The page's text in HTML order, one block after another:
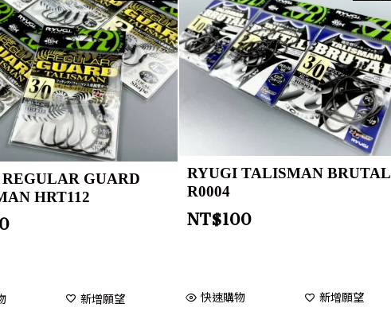
GUARD
HRT112
新增願望
RYUGI TALISMAN BRUTAL
R0004
NT$100
快速購物 新增願望